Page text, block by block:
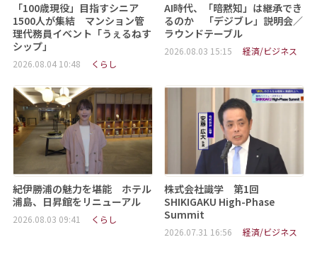
「100歳現役」目指すシニア
1500人が集結 マンション管
理代務員イベント「うぇるねす
シップ」
2026.08.04 10:48 くらし
AI時代、「暗黙知」は継承でき
るのか 「デジブレ」説明会／
ラウンドテーブル
2026.08.03 15:15 経済/ビジネス
紀伊勝浦の魅力を堪能 ホテル
浦島、日昇館をリニューアル
2026.08.03 09:41 くらし
株式会社識学 第1回
SHIKIGAKU High-Phase
Summit
2026.07.31 16:56 経済/ビジネス